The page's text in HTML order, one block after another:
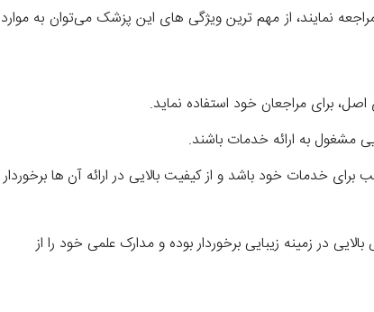
نمایند، از مهم ترین ویژگی‌ های این پزشک می‌توان به موارد
برای مراجعان خود استفاده نماید.
مشغول به ارائه خدمات باشند.
خدمات خود باشد و از کیفیت بالایی در ارائه آن ها برخوردار
در زمینه زیبایی برخوردار بوده و مدارک علمی خود را از